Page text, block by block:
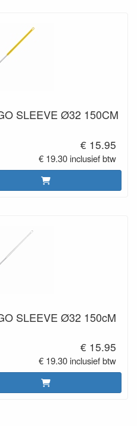
SLEEVE Ø32 150CM
€ 15.95
€ 19.30 inclusief btw
SLEEVE Ø32 150cM
€ 15.95
€ 19.30 inclusief btw